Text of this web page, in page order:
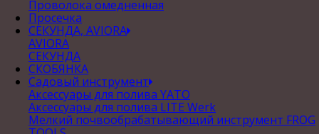
Проволока омедненная
Просечка
СЕКУНДА, AVIORA
AVIORA
СЕКУНДА
СКОБЯНКА
Садовый инструмент
Аксессуары для полива YATO
Аксессуары для полива LITE Werk
Мелкий почвообрабатывающий инструмент FROG